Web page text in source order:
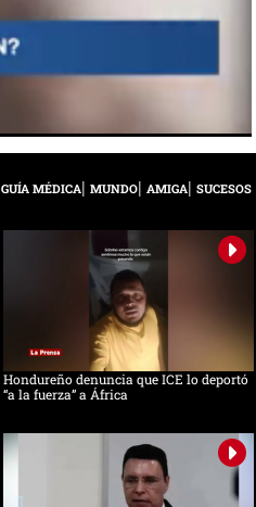
GUÍA MÉDICA MUNDO AMIGA SUCESOS
Hondureño denuncia que ICE lo deportó
“a la fuerza” a África